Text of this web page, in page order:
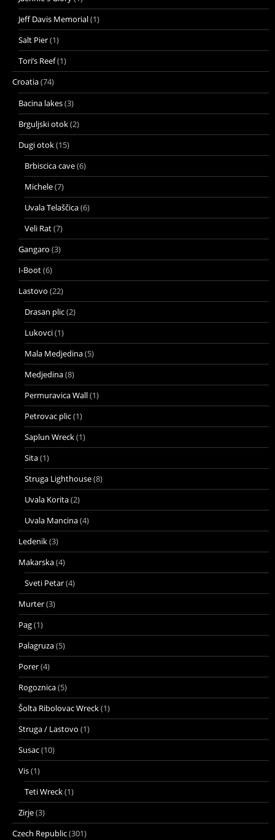
Jeff Davis Memorial(1)
Salt Pier(1)
Tori’s Reef(1)
Croatia(74)
Bacina lakes(3)
Brguljski otok(2)
Dugi otok(15)
Brbiscica cave(6)
Michele(7)
Uvala Telaščica(6)
Veli Rat(7)
Gangaro (3)
I-Boot(6)
Lastovo (22)
Drasan plic(2)
Lukovci(1)
Mala Medjedina(5)
Medjedina(8)
Permuravica Wall(1)
Petrovac plic(1)
Saplun Wreck(1)
Sita(1)
Struga Lighthouse(8)
Uvala Korita(2)
Uvala Mancina(4)
Ledenik(3)
Makarska(4)
Sveti Petar(4)
Murter(3)
Pag(1)
Palagruza(5)
Porer(4)
Rogoznica(5)
Šolta Ribolovac Wreck(1)
Struga / Lastovo (1)
Susac(10)
Vis(1)
Teti Wreck(1)
Zirje(3)
Czech Republic(301)